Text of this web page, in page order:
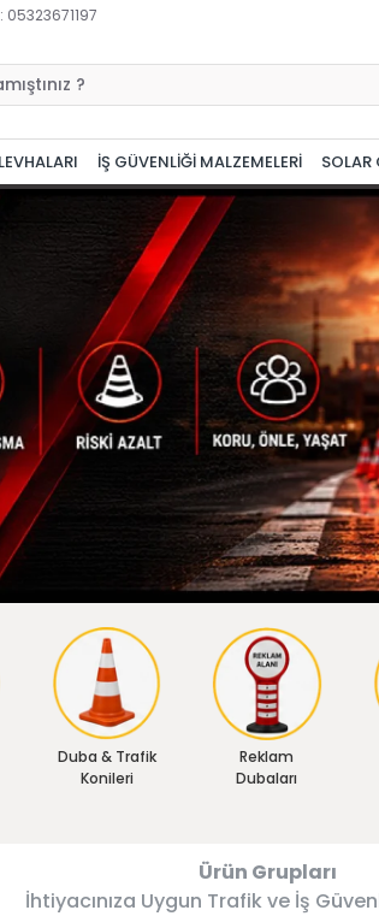
İŞ GÜVENLİĞİ MALZEMELERİ SOLAR
Duba & Trafik
Konileri
Reklam
Dubaları
Ürün Grupları
İhtiyacınıza Uygun Trafik ve İş